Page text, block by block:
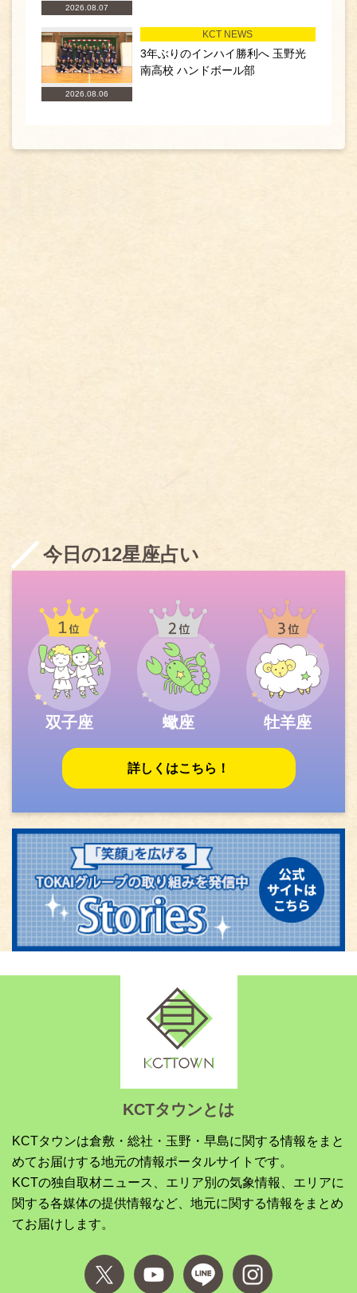
2026.08.07
2026.08.06
KCT NEWS
3年ぶりのインハイ勝利へ 玉野光
南高校 ハンドボール部
今日の12星座占い
双子座 蠍座 牡羊座
詳しくはこちら！
KCTタウンとは
KCTタウンは倉敷・総社・玉野・早島に関する情報をまと
めてお届けする地元の情報ポータルサイトです。
KCTの独自取材ニュース、エリア別の気象情報、エリアに
関する各媒体の提供情報など、地元に関する情報をまとめ
てお届けします。